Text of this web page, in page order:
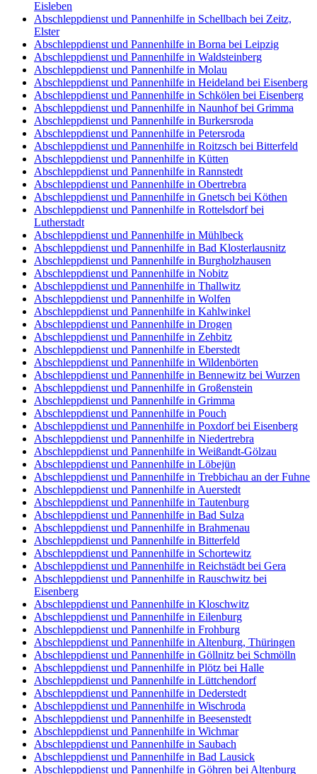
Eisleben
Abschleppdienst und Pannenhilfe in Schellbach bei Zeitz,
Elster
Abschleppdienst und Pannenhilfe in Borna bei Leipzig
Abschleppdienst und Pannenhilfe in Waldsteinberg
Abschleppdienst und Pannenhilfe in Molau
Abschleppdienst und Pannenhilfe in Heideland bei Eisenberg
Abschleppdienst und Pannenhilfe in Schkölen bei Eisenberg
Abschleppdienst und Pannenhilfe in Naunhof bei Grimma
Abschleppdienst und Pannenhilfe in Burkersroda
Abschleppdienst und Pannenhilfe in Petersroda
Abschleppdienst und Pannenhilfe in Roitzsch bei Bitterfeld
Abschleppdienst und Pannenhilfe in Kütten
Abschleppdienst und Pannenhilfe in Rannstedt
Abschleppdienst und Pannenhilfe in Obertrebra
Abschleppdienst und Pannenhilfe in Gnetsch bei Köthen
Abschleppdienst und Pannenhilfe in Rottelsdorf bei
Lutherstadt
Abschleppdienst und Pannenhilfe in Mühlbeck
Abschleppdienst und Pannenhilfe in Bad Klosterlausnitz
Abschleppdienst und Pannenhilfe in Burgholzhausen
Abschleppdienst und Pannenhilfe in Nobitz
Abschleppdienst und Pannenhilfe in Thallwitz
Abschleppdienst und Pannenhilfe in Wolfen
Abschleppdienst und Pannenhilfe in Kahlwinkel
Abschleppdienst und Pannenhilfe in Drogen
Abschleppdienst und Pannenhilfe in Zehbitz
Abschleppdienst und Pannenhilfe in Eberstedt
Abschleppdienst und Pannenhilfe in Wildenbörten
Abschleppdienst und Pannenhilfe in Bennewitz bei Wurzen
Abschleppdienst und Pannenhilfe in Großenstein
Abschleppdienst und Pannenhilfe in Grimma
Abschleppdienst und Pannenhilfe in Pouch
Abschleppdienst und Pannenhilfe in Poxdorf bei Eisenberg
Abschleppdienst und Pannenhilfe in Niedertrebra
Abschleppdienst und Pannenhilfe in Weißandt-Gölzau
Abschleppdienst und Pannenhilfe in Löbejün
Abschleppdienst und Pannenhilfe in Trebbichau an der Fuhne
Abschleppdienst und Pannenhilfe in Auerstedt
Abschleppdienst und Pannenhilfe in Tautenburg
Abschleppdienst und Pannenhilfe in Bad Sulza
Abschleppdienst und Pannenhilfe in Brahmenau
Abschleppdienst und Pannenhilfe in Bitterfeld
Abschleppdienst und Pannenhilfe in Schortewitz
Abschleppdienst und Pannenhilfe in Reichstädt bei Gera
Abschleppdienst und Pannenhilfe in Rauschwitz bei
Eisenberg
Abschleppdienst und Pannenhilfe in Kloschwitz
Abschleppdienst und Pannenhilfe in Eilenburg
Abschleppdienst und Pannenhilfe in Frohburg
Abschleppdienst und Pannenhilfe in Altenburg, Thüringen
Abschleppdienst und Pannenhilfe in Göllnitz bei Schmölln
Abschleppdienst und Pannenhilfe in Plötz bei Halle
Abschleppdienst und Pannenhilfe in Lüttchendorf
Abschleppdienst und Pannenhilfe in Dederstedt
Abschleppdienst und Pannenhilfe in Wischroda
Abschleppdienst und Pannenhilfe in Beesenstedt
Abschleppdienst und Pannenhilfe in Wichmar
Abschleppdienst und Pannenhilfe in Saubach
Abschleppdienst und Pannenhilfe in Bad Lausick
Abschleppdienst und Pannenhilfe in Göhren bei Altenburg